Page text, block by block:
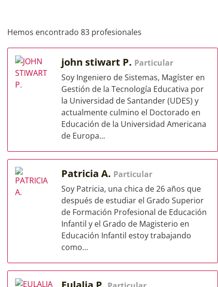
Hemos encontrado 83 profesionales
john stiwart P. Particular
Soy Ingeniero de Sistemas, Magíster en
Gestión de la Tecnología Educativa por
la Universidad de Santander (UDES) y
actualmente culmino el Doctorado en
Educación de la Universidad Americana
de Europa...
Patricia A. Particular
Soy Patricia, una chica de 26 años que
después de estudiar el Grado Superior
de Formación Profesional de Educación
Infantil y el Grado de Magisterio en
Educación Infantil estoy trabajando
como...